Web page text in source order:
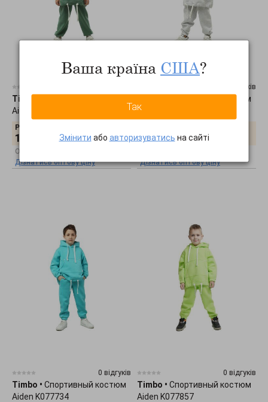
Timbo
Aiden K077574
Роздрібна ціна:
1840 грн.
Оптова ціна:
Дізнатись оптову ціну
0 відгуків
Спортивный костюм
Aiden K077635
1840грн.
Дізнатись оптову ціну
0 відгуків
Timbo • Спортивный костюм
Aiden K077734
0 відгуків
Timbo • Спортивный костюм
Aiden K077857
Ваша країна США?
Так
Змінити або авторизуватись на сайті